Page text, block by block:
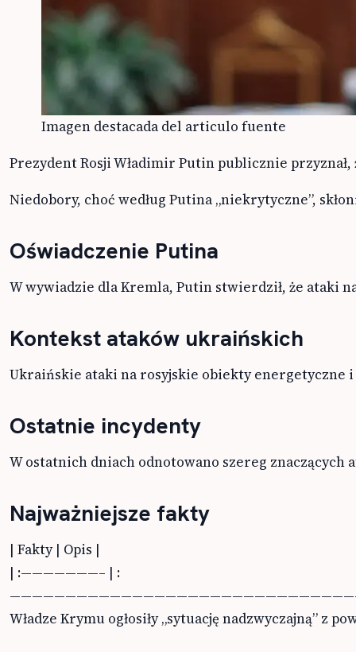
Imagen destacada del articulo fuente
Prezydent Rosji Władimir Putin publicznie
Niedobory, choć według Putina „niekrytyczne”,
Oświadczenie Putina
W wywiadzie dla Kremla, Putin stwierdził, że ataki
Kontekst ataków ukraińskich
Ukraińskie ataki na rosyjskie obiekty energetyczne i
Ostatnie incydenty
W ostatnich dniach odnotowano szereg znaczących
Najważniejsze fakty
| Fakty | Opis |
| :———————– | :—————————————————————————————————————————————————————————————————————————————————————————————————————————————————————————————————————————————————————————————————————————————————————————————————————————————————————————————————————————————————————————————————————————————————————————————————————————————————————————————————————————————————————————————————————————————————————————————————————————————————————————————————————————————————————————————————————————————————————————————————————————————————————————————————————————————————————————————————————————————————————————————————————————————————————————————————————————————————————————————————————————————————————————————————————————————————————————————————————————————————————————————————————————————————————————————————————————————————————————————————————————————————————————————————————————————————————————————————————————————————————————————————————————————————————————————————————————————————————————————————————————————————————————————————————————————————————————————————————————————————————————————————————————————————————————————————————————————————————————————————————————————————————————————————————————————————————————————————————————————————————————————————————————————————————————————————————————————————————————————————————————————————————————————————————————————————————————————————————————————————————————————————————————————————————————————————————————————————————————————————————————————————————————————————————————————————————————————————————————————————————————————————————————————————————————————————————————————————————————————————————————————————————————————————————————————————————————————————————————————————————————————————————————————————————————————————————————————————————————————————————————————————————————————————————————————————————————————————————————————————————————————————————————————————————————————————————————————————————————————————————————————————————————————————————————————————————————————————————————————————————————————————————————————————————————————————————————————————————————————————————————————————————————————————————————————————————————————————————————————————————————————————————————————————————————————————————————————————————————————————————————————————————————————————————————————————————————————————————————————————————————————————————————————————————————————————————————————————————————————————————————————————————————————————————————————————————————————————————————————————————————————————————————————————————————————————————————————————————————————————————————————————————————————————————————————————————————————————————————————————————————————————————————————————————————————————————————————————————————————————————————————————————————————————————————————————————————————————————————————————————————————————————————————————————————————————————————————————————————————————————————————————————————————————————————————————————————————————————————————————————————————————————————————————————————————————————————————————————————————————————————————————————————————————————————————————————————————————————————————————————————————————————————————————————————————————————————————————————————————————————————————————————————————————————————————————————————————————————————————————————————————————————————————————————————————————————————————————————————————————————————————————————————————————————————————————————————————————————————————————————————————————————————————————————————————————————————————————————————————————————————————————————————————————————————————————————————————————————————————————————————————————————————————————————————————————————————————————————————————————————————————————————————————————————————————————————————————————————————————————————————————————————————————————————————————————————————————————————————————————————————————————————————————————————————————————————————————————————————————————————————————————————————————————————————————————————————————————————————————————————————————————————————————————————————————————————————————————————————————————————————————————————————————————————————————————————————————————————————————————————————————————————————————————————————————————————————————————————————————————————————————————————————————————————————————————————————————————————————————————————————————————————————————————————————————————————————————————————————————————————————————————————————————————————————————————————————————————————————————————————————————————————————————————————————————————————————————————————————————————————————————————————————————————————————————————————————————————————————————————————————————————————————————————————————————————————————————————————————————————————————————————————————————————————————————————————————————————————————————————————————————————————————————————————————————————————————————————————————————————————————————————————————————————————————————————————————————————————————————————————————————————————————————————————————————————————————————————————————————————————————————————————————————————————————————————————————————————————————————————————————————————————————————————————————————————————————————————————————————————————————————————————————————————————————————————————————————————————————————————————————————————————————————————————————————————————————————————————————————————————————————————————————————————————————————————————————————————————————————————————————————————————————————————————————————————————————————————————————————————————————————————————————————————————————————————————————————————————————————————————————————————————————————————————————————————————————————————————————————————————————————————————————————————————————————————————————————————————————————————————————————————————————————————————————————————————————————————————————————————————————————————————————————————————————————————————————————————————————————————————————————————————————————————————————————————————————————————————————————————————————————————————————————————————————————————————————————————————————————————————————————————————————————————————————————————————————————————————————————————————————————————————————————————————————————————————————————————————————————————————————————————————————————————————————————————————————————————————————————————————————————————————————————————————————————————————————————————————————————————————————————————————————————————————————————————————————————————————————————————————————————————————————————————————————————————————————————————————————————————————————————————————————————————————————————————————————————————————————————————————————————————————————————————————————————————————————————————————————————————————————————————————————————————————————————————————————————————————————————————————————————————————————————————————————————————————————————————————————————————————————————————————————————————————————————————————————————————————————————————————————————————————————————————————————————————————————————————————————————————————————————————————————————————————————————————————————————————————————————————————————————————————————————————————————————————————————————————————————————————————————————————————————————————————————————————————————————————————————————————————————————————————————————————————————————————————————————————————————————————————————————————————————————————————————————————————————————————————————————————————————————————————————————————————————————————————————————————————————————————————————————————————————————————————————————————————————————————————————————————————————————————————————————————————————————————————————————————————————————————————————————————————————————————————————————————————————————————————————————————————————————————————————————————————————————————————————————————————————————————————————————————————————————————————————————————————————————————————————————————————————————————————————————————————————————————————————————————————————————————————————————————————————————————————————————————————————————————————————————————————————————————————————————————————————————————————————————————————————————————————————————————————————————————————————————————————————————————————————————————————————————————————————————————————————————————————————————————————————————————————————————————————————————————————————————————————————————————————————————————————————————————————————————————————————————————————————————————————————————————————————————————————————————————————————————————————————————————————————————————————————————————————————————————————————————————————————————————————————————————————————————————————————————————————————————————————————————————————————————————————————————————————————————————————————————————————————————————————————————————————————————————————————————————————————————————————————————————————————————————————————————————————————————————————————————————————————————————————————————————————————————————————————————————————————————————————————————————————————————————————————————————————————————————————————————————————————————————————————————————————————————————————————————————————————————————————————————————————————————————————————————————————————————————————————————————————————————————————————————————————————————————————————————————————————————————————————————————————————————————————————————————————————————————————————————————————————————————————————————————————————————————————————————————————————————————————————————————————————————————————————————————————————————————————————————————————————————————————————————————————————————————————————————————————————————————————————————————————————————————————————————————————————————————————————————————————————————————————————————————————————————————————————————————————————————————————————————————————————————————————————————————————————————————————————————————————————————————————————————————————————————————————————————————————————————————————————————————